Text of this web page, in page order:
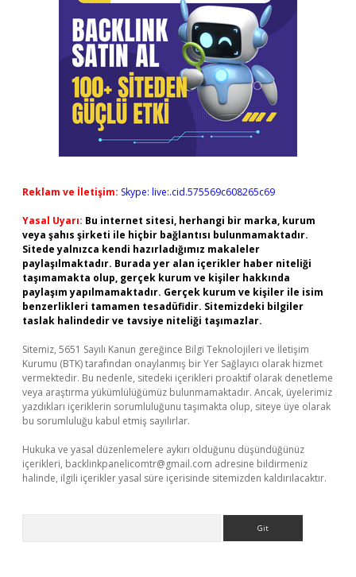
Reklam ve İletişim: Skype: live:.cid.575569c608265c69
Yasal Uyarı: Bu internet sitesi, herhangi bir marka, kurum
veya şahıs şirketi ile hiçbir bağlantısı bulunmamaktadır.
Sitede yalnızca kendi hazırladığımız makaleler
paylaşılmaktadır. Burada yer alan içerikler haber niteliği
taşımamakta olup, gerçek kurum ve kişiler hakkında
paylaşım yapılmamaktadır. Gerçek kurum ve kişiler ile isim
benzerlikleri tamamen tesadüfidir. Sitemizdeki bilgiler
taslak halindedir ve tavsiye niteliği taşımazlar.
Sitemiz, 5651 Sayılı Kanun gereğince Bilgi Teknolojileri ve İletişim
Kurumu (BTK) tarafından onaylanmış bir Yer Sağlayıcı olarak hizmet
vermektedir. Bu nedenle, sitedeki içerikleri proaktif olarak denetleme
veya araştırma yükümlülüğümüz bulunmamaktadır. Ancak, üyelerimiz
yazdıkları içeriklerin sorumluluğunu taşımakta olup, siteye üye olarak
bu sorumluluğu kabul etmiş sayılırlar.
Hukuka ve yasal düzenlemelere aykırı olduğunu düşündüğünüz
içerikleri, backlinkpanelicomtr@gmail.com adresine bildirmeniz
halinde, ilgili içerikler yasal süre içerisinde sitemizden kaldırılacaktır.